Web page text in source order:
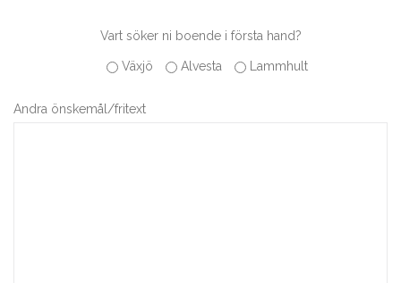
Vart söker ni boende i första hand?
Växjö Alvesta Lammhult
Andra önskemål/fritext